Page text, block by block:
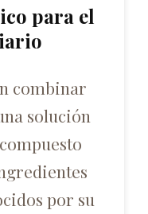
para el
combinar
solución
por su